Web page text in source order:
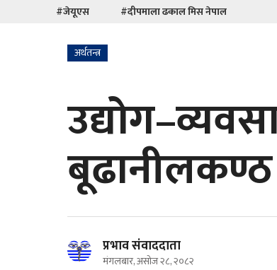
#जेयूएस
#दीपमाला ढकाल मिस नेपाल
अर्थतन्त्र
बूढानीलकण्ठ
प्रभाव संवाददाता
मंगलबार, असोज २८, २०८२